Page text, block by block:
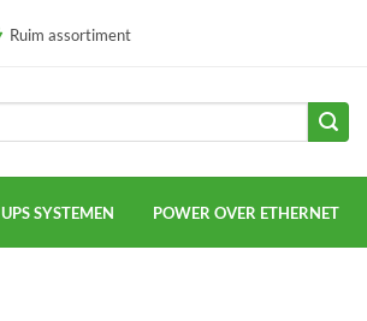
Ruim assortiment
UPS SYSTEMEN POWER OVER ETHERNET